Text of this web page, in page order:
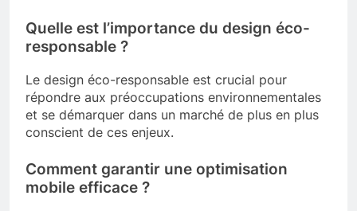
Quelle est l’importance du design éco-
responsable ?
Le design éco-responsable est crucial pour
répondre aux préoccupations environnementales
et se démarquer dans un marché de plus en plus
conscient de ces enjeux.
Comment garantir une optimisation
mobile efficace ?